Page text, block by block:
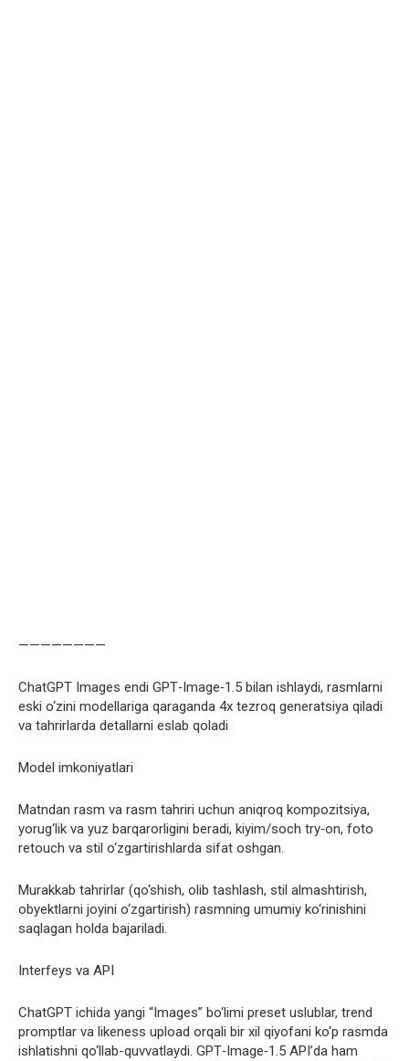
————————
ChatGPT Images endi GPT‑Image‑1.5 bilan ishlaydi, rasmlarni
eski o‘zini modellariga qaraganda 4x tezroq generatsiya qiladi
va tahrirlarda detallarni eslab qoladi
Model imkoniyatlari
Matndan rasm va rasm tahriri uchun aniqroq kompozitsiya,
yorug‘lik va yuz barqarorligini beradi, kiyim/soch try‑on, foto
retouch va stil o‘zgartirishlarda sifat oshgan.
Murakkab tahrirlar (qo‘shish, olib tashlash, stil almashtirish,
obyektlarni joyini o‘zgartirish) rasmning umumiy ko‘rinishini
saqlagan holda bajariladi.
Interfeys va API
ChatGPT ichida yangi “Images” bo‘limi preset uslublar, trend
promptlar va likeness upload orqali bir xil qiyofani ko‘p rasmda
ishlatishni qo‘llab-quvvatlaydi. GPT‑Image‑1.5 API’da ham